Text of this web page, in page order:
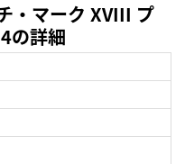
・マーク XVIII プ
の詳細